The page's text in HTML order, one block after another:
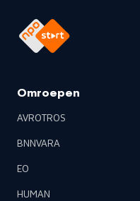
Omroepen
AVROTROS
BNNVARA
EO
HUMAN